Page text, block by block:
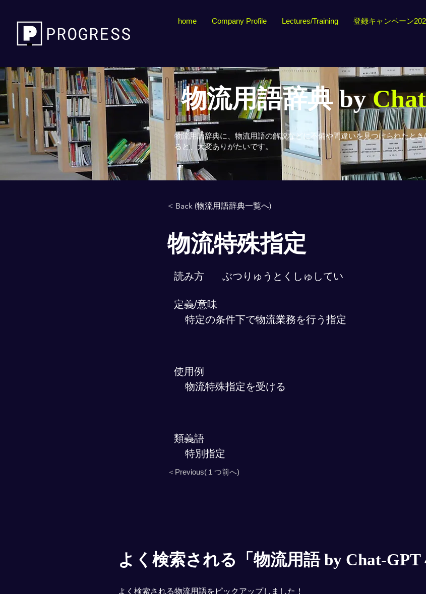
home Company Profile Lectures/Training 登録キャンペーン
物流用語辞典 by
物流用語辞典に、物流用語の解説などに不備や間違いを見つけられたと
ると、大変ありがたいです。
< Back (物流用語辞典一覧へ)
物流特殊指定
読み方 ぶつりゅうとくしゅしてい
定義/意味
特定の条件下で物流業務を行う指定
使用例
物流特殊指定を受ける
類義語
特別指定
＜Previous(１つ前へ)
よく検索される「物流用語 by Chat-GPT
よく検索される物流用語をピックアップしました！